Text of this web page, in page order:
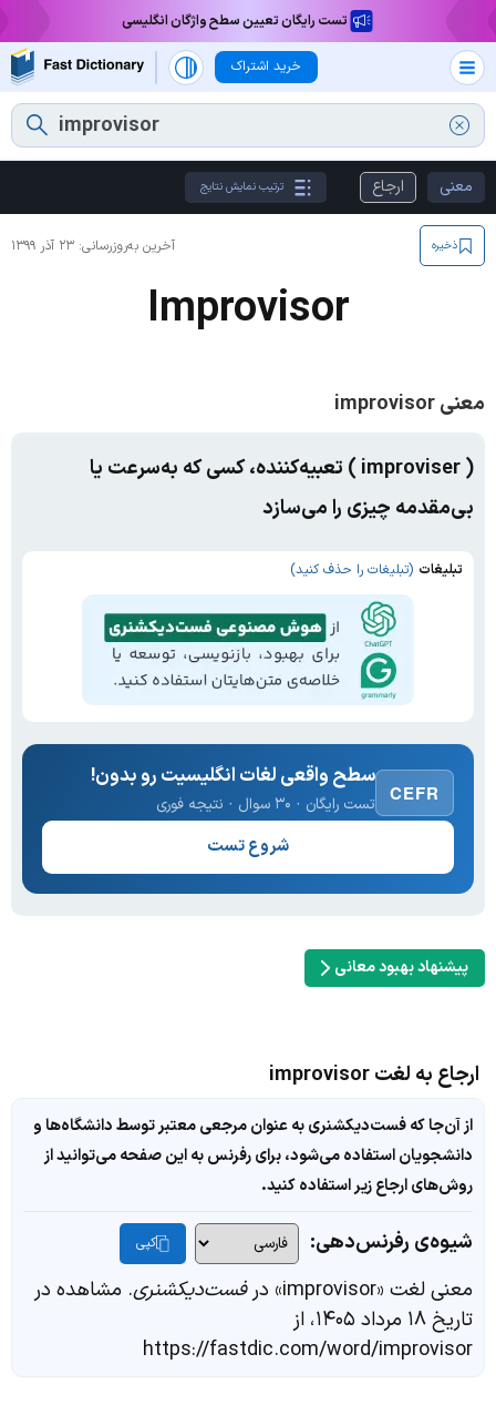
تست رایگان تعیین سطح واژگان انگلیسی
خرید اشتراک
معنی ارجاع ترتیب نمایش نتایج
آخرین به‌روزرسانی: ۲۳ آذر ۱۳۹۹ ذخیره
Improvisor
معنی improvisor
( improviser ) تعبیه‌کننده، کسی که به‌سرعت یا
بی‌مقدمه چیزی را می‌سازد
تبلیغات (تبلیغات را حذف کنید)
CEFR
سطح واقعی لغات انگلیسیت رو بدون!
تست رایگان · ۳۰ سوال · نتیجه فوری
شروع تست
پیشنهاد بهبود معانی
ارجاع به لغت improvisor
از آن‌جا که فست‌دیکشنری به عنوان مرجعی معتبر توسط دانشگاه‌ها و
دانشجویان استفاده می‌شود، برای رفرنس به این صفحه می‌توانید از
روش‌های ارجاع زیر استفاده کنید.
شیوه‌ی رفرنس‌دهی: کپی
معنی لغت «improvisor» در فست‌دیکشنری. مشاهده در
تاریخ ۱۸ مرداد ۱۴۰۵، از
https://fastdic.com/word/improvisor